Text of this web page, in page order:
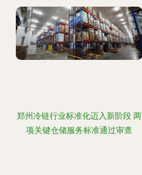
郑州冷链行业标准化迈入新阶段 两
项关键仓储服务标准通过审查